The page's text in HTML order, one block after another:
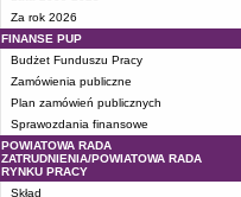
Za rok 2026
FINANSE PUP
Budżet Funduszu Pracy
Zamówienia publiczne
Plan zamówień publicznych
Sprawozdania finansowe
POWIATOWA RADA
ZATRUDNIENIA/POWIATOWA RADA
RYNKU PRACY
Skład